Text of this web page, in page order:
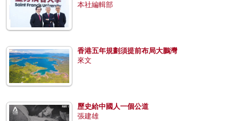
本社編輯部
香港五年規劃須提前布局大鵬灣
來文
歷史給中國人一個公道
張建雄